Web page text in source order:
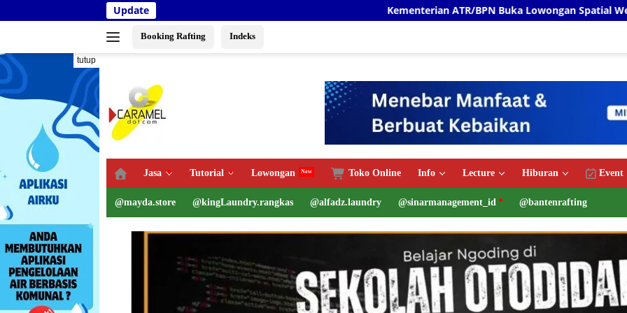
ke
Update Kementerian ATR/BPN Buka Lowongan Spatial Web Programmer
Booking Rafting Indeks
tutup
Jasa Tutorial Lowongan Toko Online Info Lecture Hiburan Event
@mayda.store @kingLaundry.rangkas @alfadz.laundry @sinarmanagement_id @bantenrafting